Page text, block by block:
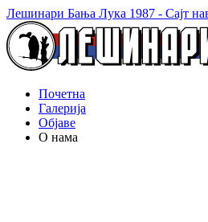
Лешинари Бања Лука 1987 - Сајт
Почетна
Галерија
Објаве
О нама